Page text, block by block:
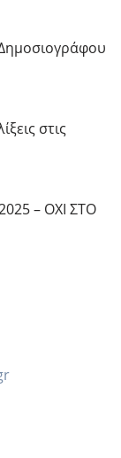
στις
– ΟΧΙ ΣΤΟ